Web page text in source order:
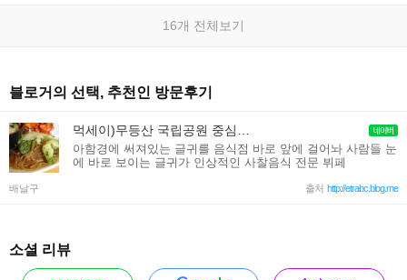
16개 전체보기
블로거의 선택, 추천인 방문후기
아함경에 써져있는 글귀를 음식점 바로 앞에 걸어놔 사람들 눈
에 바로 보이는 글귀가 인상적인 사찰음식 전문 뷔페
배날구 출처 http://etrabc.blog.me
소셜 리뷰